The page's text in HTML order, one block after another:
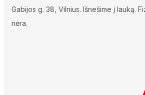
Gabijos g. 38, Vilnius. Išnešime į lauką.
nėra.